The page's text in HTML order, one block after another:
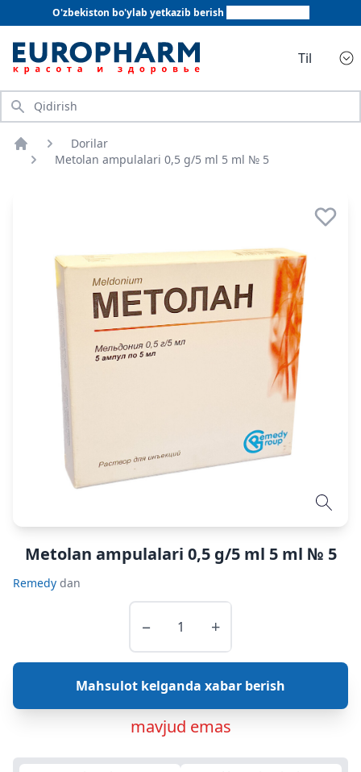
O'zbekiston bo'ylab yetkazib berish
Til
Qidirish
Bosh sahifa
Dorilar
Metolan ampulalari 0,5 g/5 ml 5 ml № 5
Metolan ampulalari 0,5 g/5 ml 5 ml № 5
Remedy dan
− +
Mahsulot kelganda xabar berish
mavjud emas